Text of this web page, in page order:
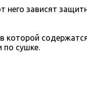
него зависят
которой
по сушке.